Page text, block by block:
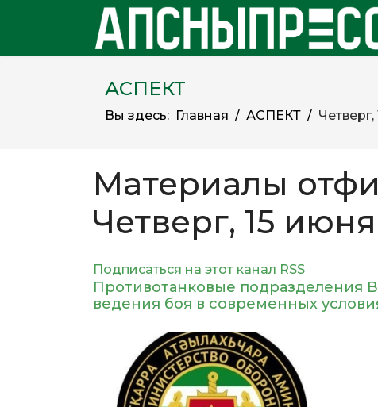
АСПЕКТ
Вы здесь: Главная АСПЕКТ
Материалы
Четверг, 15
Подписаться на этот канал RSS
Противотанковые подразделения
ведения боя в современных